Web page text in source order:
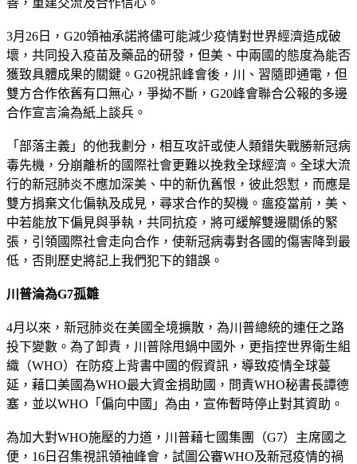
3月26日，G20領袖承諾將儘可能減少疫情對世界經濟造成破
壞，共同投入疫苗及藥品的研發，但美、中兩國的態度為能否
獲致具體成果的關鍵。G20視訊峰會後，川、習隨即通電，但
雙方合作依舊有口無心，爭拗不斷，G20峰會聯合公報的多邊
合作宣言淪為紙上談兵。
「部落主義」的他我劃分，相互攻訐或使人類錯失戰勝新冠病
毒先機，分崩離析的國際社會更難以挽救全球經濟。全球大流
行的新冠肺炎不應加深美、中的新仇舊恨，彼此怨懟，而應是
雙方捐棄文化偏執及成見，尋求合作的契機。瘟疫當前，美、
中若能放下偏見與爭執，共同抗疫，將可緩解雙邊關係的緊
張，引領國際社會走向合作，使新冠病毒對各國的傷害降到最
低，否則歷史將記上我們犯下的錯誤。
川普淪為G7孤雛
4月以來，新冠肺炎在美國全境擴散，為川普總統的連任之路
投下變數。為了卸責，川普除甩鍋中國外，更指控世界衛生組
織（WHO）在防疫上背書中國的假資訊，導致疫情全球蔓
延，藉口美國為WHO最大資金捐助國，問責WHO秘書長譚德
塞，並以WHO「偏向中國」為由，宣佈暫時停止對其資助。
為加大對WHO施壓的力道，川普藉七國集團（G7）主席國之
便，16日召集視訊領袖峰會，試圖公審WHO及新冠疫情的禍